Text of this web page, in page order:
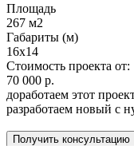
Площадь
267 м2
Габариты (м)
16х14
Стоимость проекта от:
70 000 р.
доработаем этот
разработаем новый с
Получить консультацию